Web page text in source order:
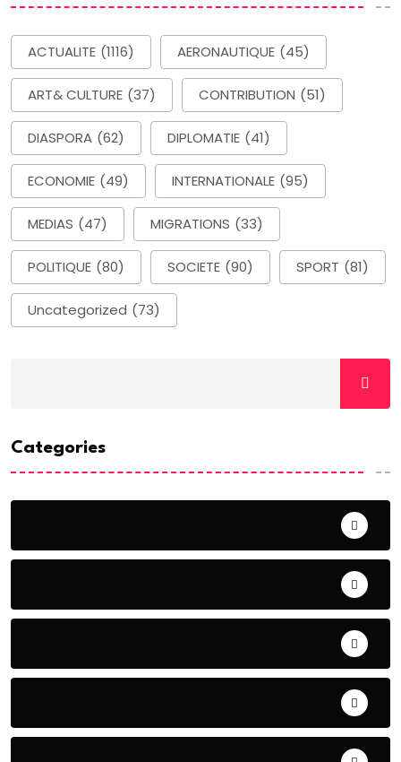
ACTUALITE (1116) AERONAUTIQUE (45)
ART& CULTURE (37) CONTRIBUTION (51)
DIASPORA (62) DIPLOMATIE (41)
ECONOMIE (49) INTERNATIONALE (95)
MEDIAS (47) MIGRATIONS (33)
POLITIQUE (80) SOCIETE (90) SPORT (81)
Uncategorized (73)
Categories